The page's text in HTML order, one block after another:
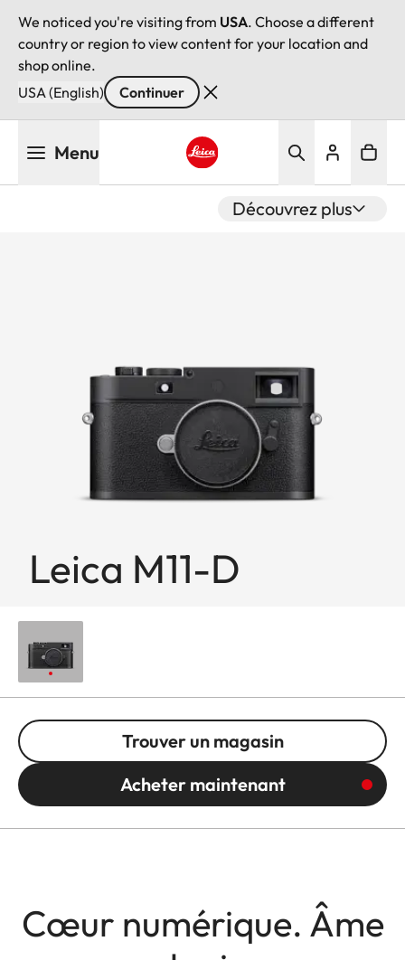
We noticed you're visiting from USA. Choose a different
country or region to view content for your location and
shop online.
USA (English)
Continuer
Menu
Découvrez plus
Leica M11-D
Trouver un magasin
Acheter maintenant
Cœur numérique. Âme